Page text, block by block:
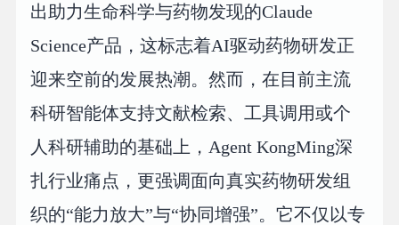
出助力生命科学与药物发现的Claude
Science产品，这标志着AI驱动药物研发正
迎来空前的发展热潮。然而，在目前主流
科研智能体支持文献检索、工具调用或个
人科研辅助的基础上，Agent KongMing深
扎行业痛点，更强调面向真实药物研发组
织的“能力放大”与“协同增强”。它不仅以专